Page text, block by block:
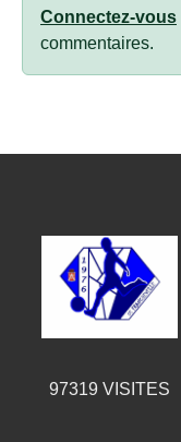
Connectez-vous
commentaires.
97319 VISITES